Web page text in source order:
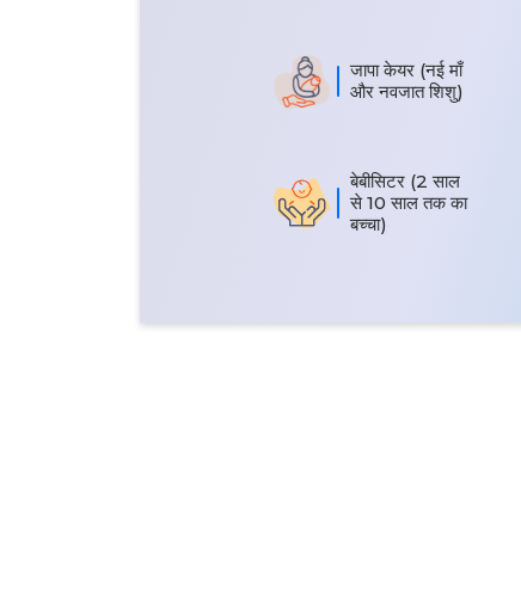
जापा केयर (नई माँ
और नवजात शिशु)
बेबीसिटर (2 साल
से 10 साल तक का
बच्चा)